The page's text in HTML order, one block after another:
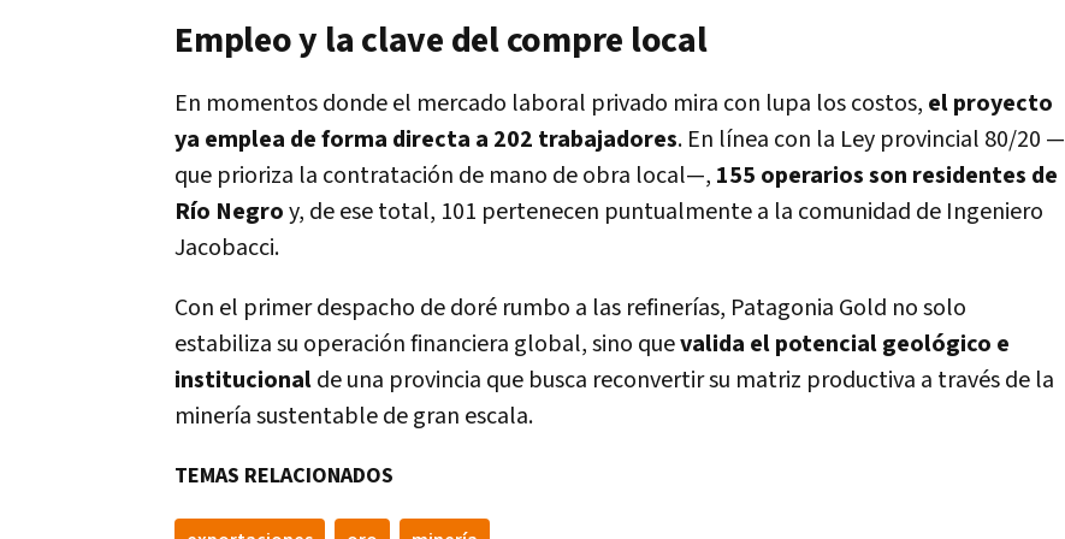
Empleo y la clave del compre local
En momentos donde el mercado laboral privado mira con lupa los costos, el proyecto
ya emplea de forma directa a 202 trabajadores. En línea con la Ley provincial 80/20 —
que prioriza la contratación de mano de obra local—, 155 operarios son residentes de
Río Negroy, de ese total, 101 pertenecen puntualmente a la comunidad de Ingeniero
Jacobacci.
Con el primer despacho de doré rumbo a las refinerías, Patagonia Gold no solo
estabiliza su operación financiera global, sino quevalida el potencial geológico e
institucionalde una provincia que busca reconvertir su matriz productiva a través de la
minería sustentable de gran escala.
TEMAS RELACIONADOS